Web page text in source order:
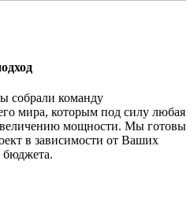
собрали команду
мира, которым под силу любая
мощности. Мы готовы
в зависимости от Ваших
бюджета.